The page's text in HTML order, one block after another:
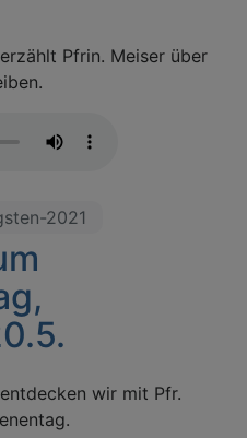
Pfrin. Meiser über
2021
wir mit Pfr.